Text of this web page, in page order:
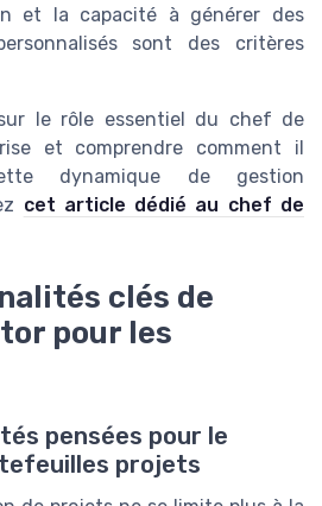
et la capacité à générer des
sont des critères
le rôle essentiel du chef de
et comprendre comment il
dynamique de gestion
cet article dédié au chef de
clés de
pour les
pensées pour le
projets